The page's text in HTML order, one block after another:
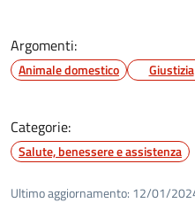
Argomenti:
Animale domestico Giustizia
Categorie:
Salute, benessere e assistenza
Ultimo aggiornamento: 12/01/